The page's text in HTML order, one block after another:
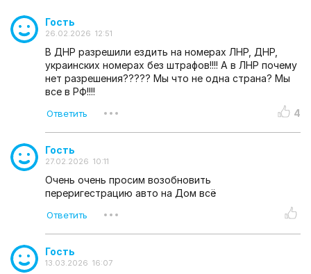
Гость
26.02.2026 12:51
В ДНР разрешили ездить на номерах ЛНР, ДНР,
украинских номерах без штрафов!!!! А в ЛНР почему
нет разрешения????? Мы что не одна страна? Мы
все в РФ!!!!
4
Гость
27.02.2026 10:11
Очень очень просим возобновить
переригестрацию авто на Дом всё
Гость
13.03.2026 16:07